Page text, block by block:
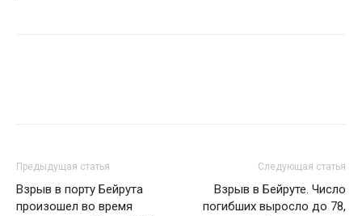
Предыдущая статья
Взрыв в порту Бейрута
произошел во время
Следующая статья
Взрыв в Бейруте. Число
погибших выросло до 78,